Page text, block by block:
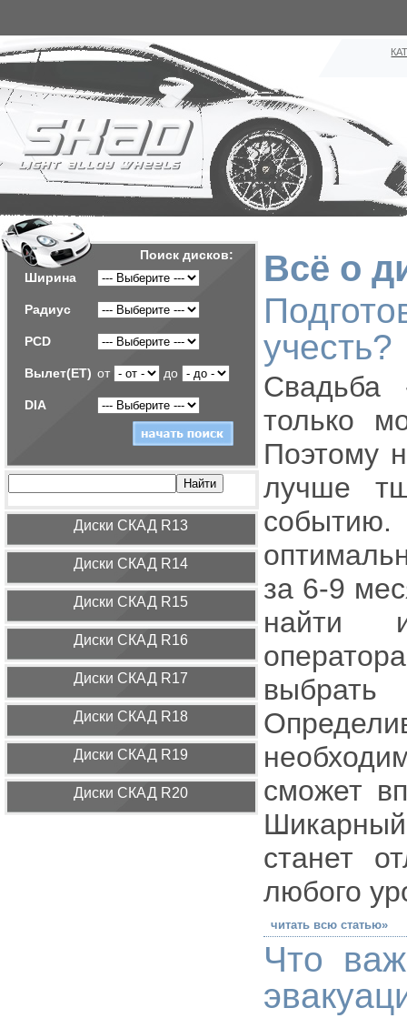
Поиск дисков:
Ширина
Радиус
PCD
Вылет(ET) от до
DIA
Диcки СКАД R13
Диcки СКАД R14
Диcки СКАД R15
Диcки СКАД R16
Диcки СКАД R17
Диcки СКАД R18
Диcки СКАД R19
Диcки СКАД R20
Всё о
учесть?
только
Поэтому
лучше
событию.
за 6-9
найти
сможет
станет
любого
читать всю статью»
Что